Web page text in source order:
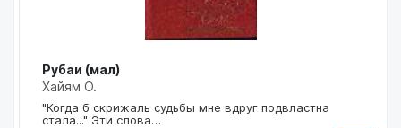
Рубаи (мал)
Хайям О.
"Когда б скрижаль судьбы мне вдруг подвластна
стала..." Эти слова…